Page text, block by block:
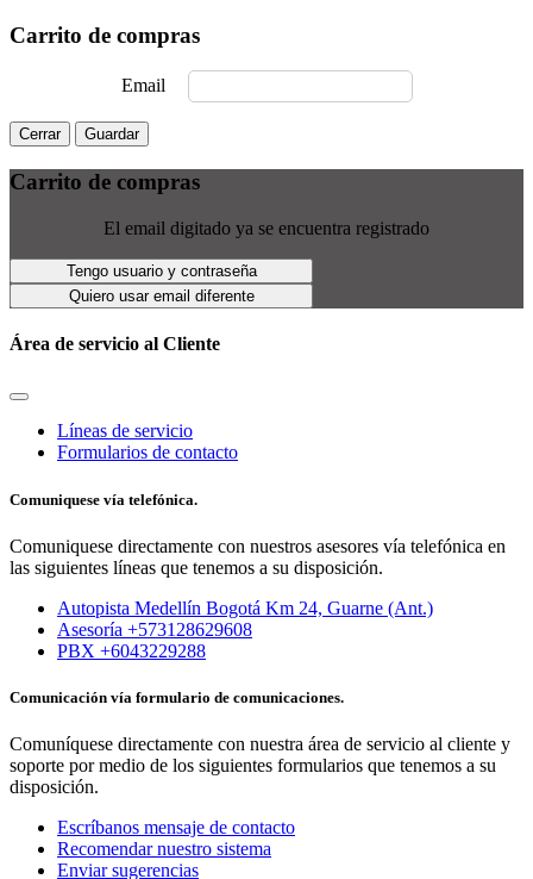
Carrito de compras
Email
Cerrar Guardar
Carrito de compras
El email digitado ya se encuentra registrado
Tengo usuario y contraseña
Quiero usar email diferente
Área de servicio al Cliente
Líneas de servicio
Formularios de contacto
Comuniquese vía telefónica.
Comuniquese directamente con nuestros asesores vía telefónica en
las siguientes líneas que tenemos a su disposición.
Autopista Medellín Bogotá Km 24, Guarne (Ant.)
Asesoría +573128629608
PBX +6043229288
Comunicación vía formulario de comunicaciones.
Comuníquese directamente con nuestra área de servicio al cliente y
soporte por medio de los siguientes formularios que tenemos a su
disposición.
Escríbanos mensaje de contacto
Recomendar nuestro sistema
Enviar sugerencias